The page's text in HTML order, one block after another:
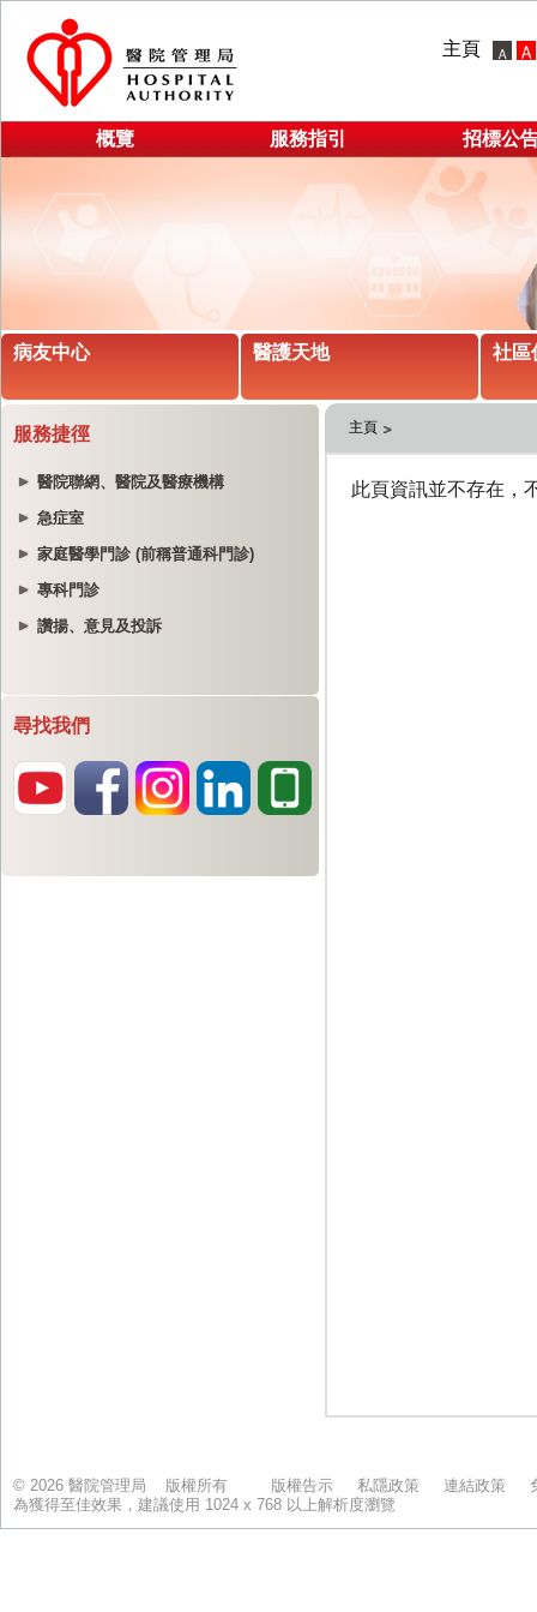
主頁
概覽 服務指引 招標公
病友中心 醫護天地 社區
服務捷徑
醫院聯網、醫院及醫療機構
急症室
家庭醫學門診 (前稱普通科門診)
專科門診
讚揚、意見及投訴
尋找我們
主頁
© 2026 醫院管理局 版權所有 版權告示 私隱政策 連結政策
為獲得至佳效果，建議使用 1024 x 768 以上解析度瀏覽